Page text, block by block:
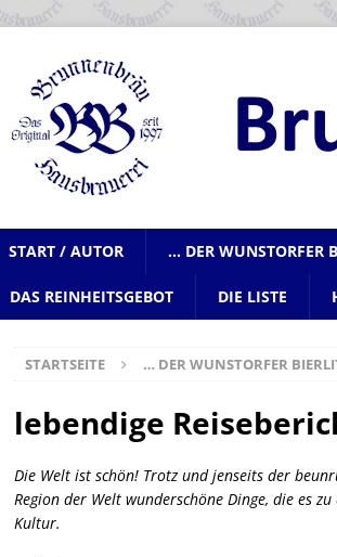
START / AUTOR … DER WUNSTORFER
DAS REINHEITSGEBOT DIE LISTE
STARTSEITE … DER WUNSTORFER
lebendige
Die Welt ist schön! Trotz und jenseits der
Region der Welt wunderschöne Dinge, die es
Kultur.